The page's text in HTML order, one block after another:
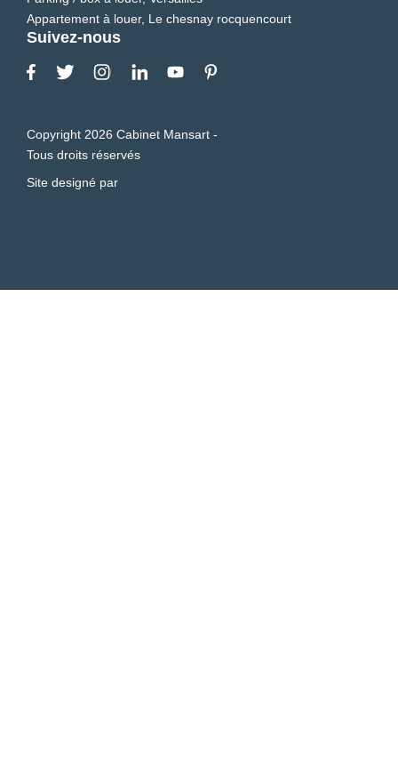
Appartement à louer, Le chesnay rocquencourt
Suivez-nous
Copyright 2026 Cabinet Mansart -
Tous droits réservés
Site designé par